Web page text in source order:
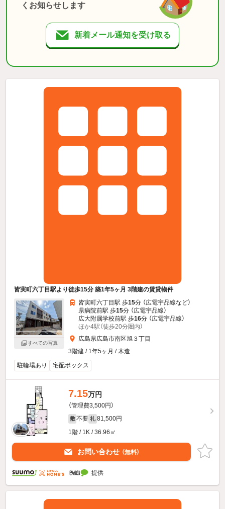
くお知らせします
新着メール通知を受け取る
皆実町六丁目駅より徒歩15分 築1年5ヶ月 3階建の賃貸物件
すべての写真
皆実町六丁目駅 歩15分 （広電宇品線など）
県病院前駅 歩15分 （広電宇品線）
広大附属学校前駅 歩16分 （広電宇品線）
ほか4駅（徒歩20分圏内）
広島県広島市南区旭３丁目
3階建 / 1年5ヶ月 / 木造
駐輪場あり
宅配ボックス
7.15万円
（管理費3,500円）
敷 不要 礼 81,500円
1階 / 1K / 36.96㎡
お問い合わせ （無料）
提供